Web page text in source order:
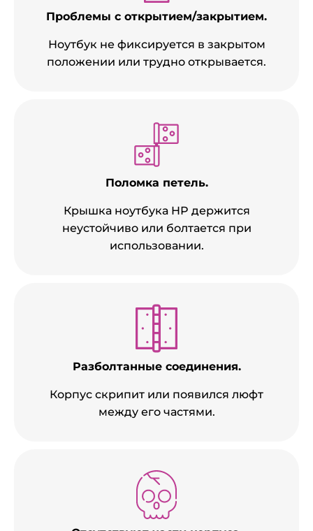
Проблемы с открытием/закрытием.
Ноутбук не фиксируется в закрытом
положении или трудно открывается.
Поломка петель.
Крышка ноутбука HP держится
неустойчиво или болтается при
использовании.
Разболтанные соединения.
Корпус скрипит или появился люфт
между его частями.